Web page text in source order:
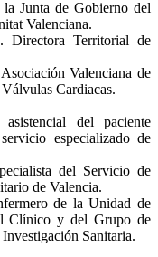
Junta de Gobierno del
Valenciana.
Directora Territorial de
Valenciana de
Cardiacas.
del paciente
especializado de
del Servicio de
de Valencia.
de la Unidad de
Clínico y del Grupo de
Sanitaria.